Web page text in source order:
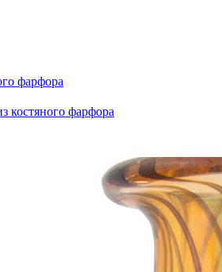
фарфора
костяного фарфора